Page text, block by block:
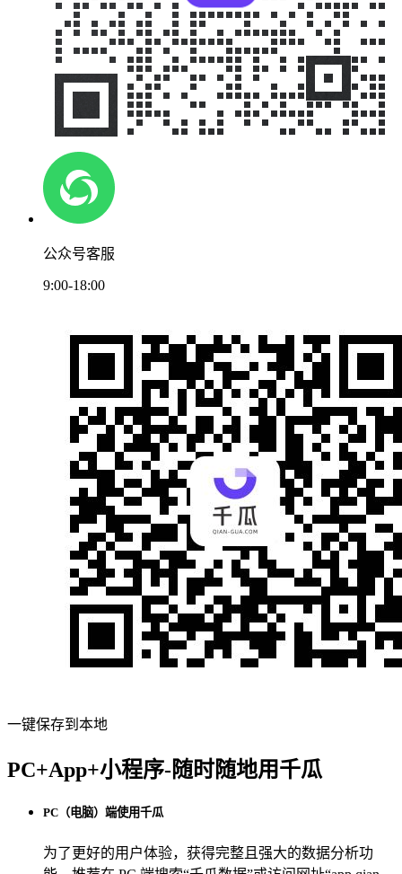
公众号客服
9:00-18:00
一键保存到本地
PC+App+小程序-随时随地用千瓜
PC（电脑）端使用千瓜
为了更好的用户体验，获得完整且强大的数据分析功